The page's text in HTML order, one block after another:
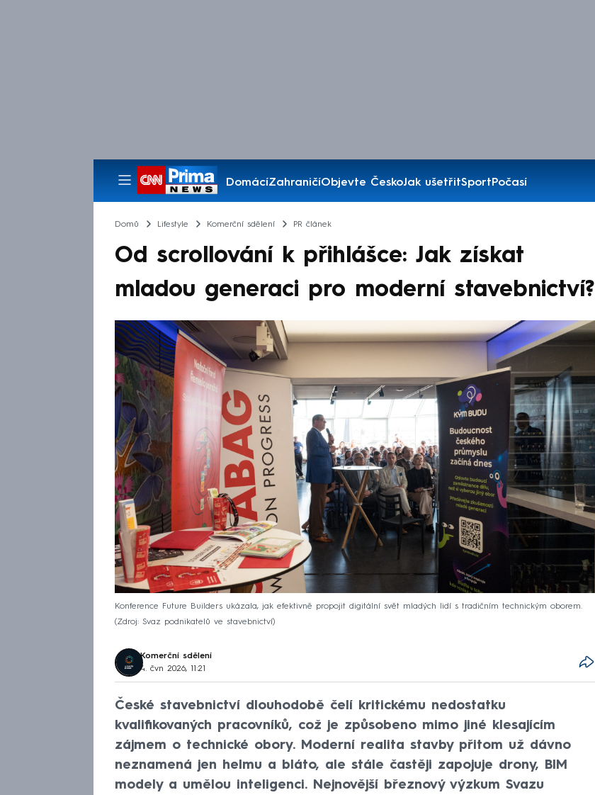
DomácíZahraničíObjevte ČeskoJak ušetřitSportPočasí
Pořady
Domů Lifestyle Komerční sdělení PR článek
Od scrollování k přihlášce: Jak získat
mladou generaci pro moderní stavebnictví?
Konference Future Builders ukázala, jak efektivně propojit digitální svět mladých lidí s tradičním technickým oborem.
Zdroj: Svaz podnikatelů ve stavebnictví
Komerční sdělení
4. čvn 2026, 11:21
České stavebnictví dlouhodobě čelí kritickému nedostatku
kvalifikovaných pracovníků, což je způsobeno mimo jiné klesajícím
zájmem o technické obory. Moderní realita stavby přitom už dávno
neznamená jen helmu a bláto, ale stále častěji zapojuje drony, BIM
modely a umělou inteligenci. Nejnovější březnový výzkum Svazu